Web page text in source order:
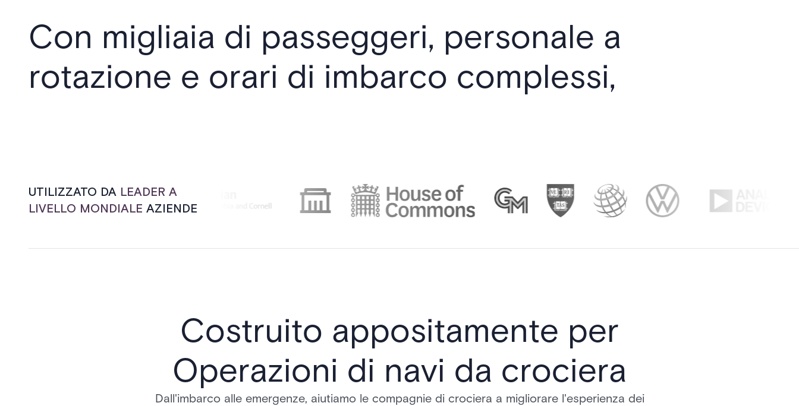
Con migliaia di passeggeri, personale a
rotazione e orari di imbarco complessi,
UTILIZZATO DA LEADER A
LIVELLO MONDIALE AZIENDE
Costruito appositamente per
Operazioni di navi da crociera
Dall'imbarco alle emergenze, aiutiamo le compagnie di crociera a migliorare l'esperienza dei